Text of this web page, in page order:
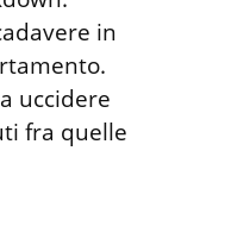
in
uccidere
fra quelle